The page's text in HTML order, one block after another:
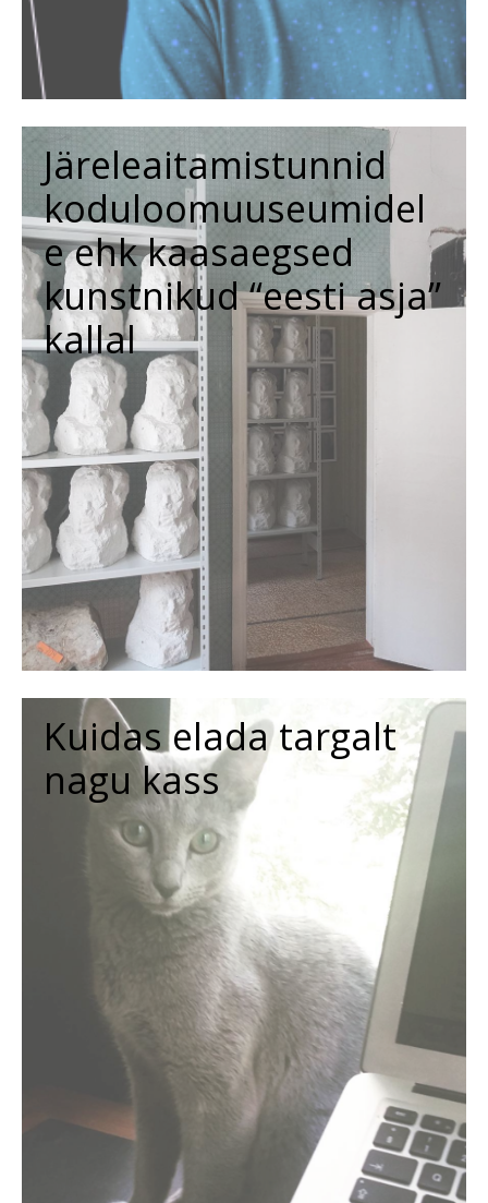
Järeleaitamistunnid
koduloomuuseumidel
e ehk kaasaegsed
kunstnikud “eesti asja”
kallal
Kuidas elada targalt
nagu kass